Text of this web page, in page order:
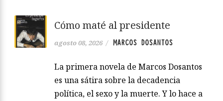
Cómo maté al presidente
agosto 08, 2026 / MARCOS DOSANTOS
La primera novela de Marcos Dosantos
es una sátira sobre la decadencia
política, el sexo y la muerte. Y lo hace a